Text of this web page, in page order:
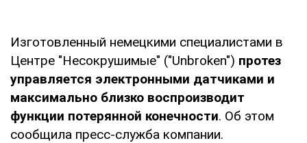
Изготовленный немецкими специалистами в
Центре "Несокрушимые" ("Unbroken") протез
управляется электронными датчиками и
максимально близко воспроизводит
функции потерянной конечности. Об этом
сообщила пресс-служба компании.